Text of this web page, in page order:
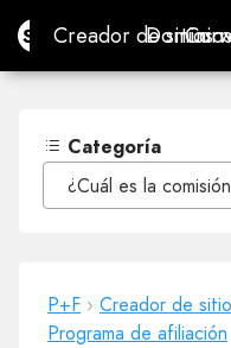
Site.proCreador de sitios
Creador de sitios
Dominios
Dominios
Categoría
¿Cuál es la
P+F › Creador de
Programa de afiliación